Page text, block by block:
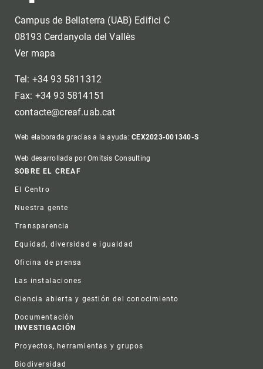
Campus de Bellaterra (UAB) Edifici C
08193 Cerdanyola del Vallès
Ver mapa
Tel: +34 93 5811312
Fax: +34 93 5814151
contacte@creaf.uab.cat
Web elaborada gracias a la ayuda:CEX2023-001340-S
Web desarrollada por Omitsis Consulting
Footer
SOBRE EL CREAF
El Centro
Nuestra gente
Transparencia
Equidad, diversidad e igualdad
Oficina de prensa
Las instalaciones
Ciencia abierta y gestión del conocimiento
Documentación
INVESTIGACIÓN
Proyectos, herramientas y grupos
Biodiversidad